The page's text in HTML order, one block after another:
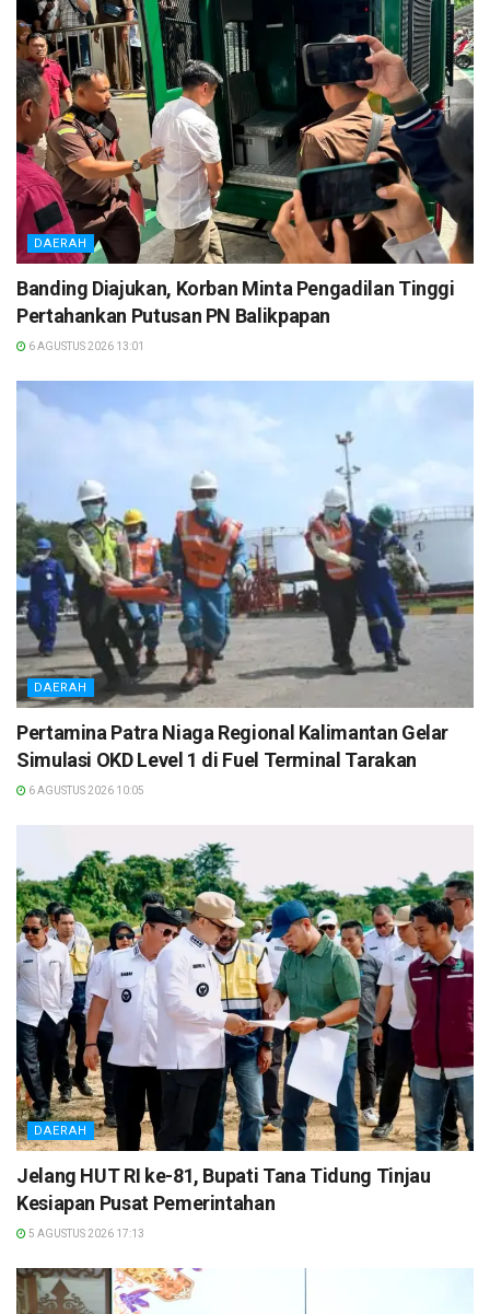
DAERAH
Banding Diajukan, Korban Minta Pengadilan Tinggi
Pertahankan Putusan PN Balikpapan
6 AGUSTUS 2026 13:01
DAERAH
Pertamina Patra Niaga Regional Kalimantan Gelar
Simulasi OKD Level 1 di Fuel Terminal Tarakan
6 AGUSTUS 2026 10:05
DAERAH
Jelang HUT RI ke-81, Bupati Tana Tidung Tinjau
Kesiapan Pusat Pemerintahan
5 AGUSTUS 2026 17:13